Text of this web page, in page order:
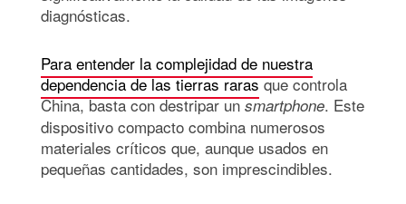
diagnósticas.
Para entender la complejidad de nuestra
dependencia de las tierras rarasque controla
China, basta con destripar unsmartphone. Este
dispositivo compacto combina numerosos
materiales críticos que, aunque usados en
pequeñas cantidades, son imprescindibles.